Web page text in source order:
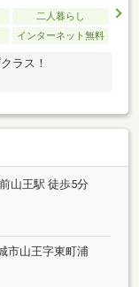
二人暮らし
インターネット無料
ラス！
山王駅 徒歩5分
市山王字東町浦